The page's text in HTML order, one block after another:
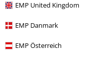
EMP United Kingdom
EMP Danmark
EMP Österreich
UVP59,99 €